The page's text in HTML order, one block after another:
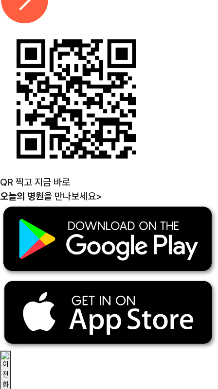
QR 찍고 지금 바로
오늘의 병원을 만나보세요>